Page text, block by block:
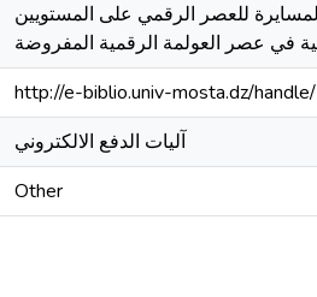
المسايرة للعصر الرقمي على المستويين
في عصر العولمة الرقمية المفروضة
http://e-biblio.univ-mosta.dz/
آليات الدفع الالكتروني
Other